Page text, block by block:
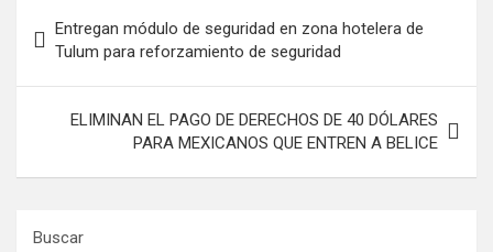
de
entradas
Entregan módulo de seguridad en zona hotelera de
Tulum para reforzamiento de seguridad
ELIMINAN EL PAGO DE DERECHOS DE 40 DÓLARES
PARA MEXICANOS QUE ENTREN A BELICE
Buscar